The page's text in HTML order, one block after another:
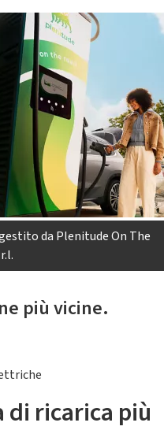
da Plenitude On The
più vicine.
di ricarica più